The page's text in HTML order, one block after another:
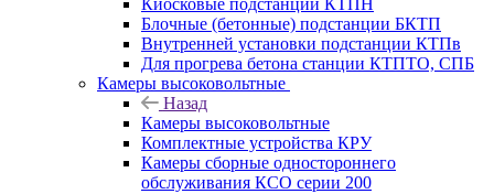
Киосковые подстанции КТПН
Блочные (бетонные) подстанции БКТП
Внутренней установки подстанции КТПв
Для прогрева бетона станции КТПТО, СПБ
Камеры высоковольтные
Назад
Камеры высоковольтные
Комплектные устройства КРУ
Камеры сборные одностороннего
обслуживания КСО серии 200